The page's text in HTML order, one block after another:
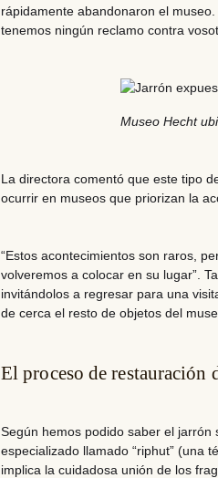
rápidamente abandonaron el
tenemos ningún reclamo contra
Museo Hecht
La directora comentó que este tipo
ocurrir en museos que priorizan la
“Estos acontecimientos son raros,
volveremos a colocar en su lugar”.
invitándolos a regresar para una
de cerca el resto de objetos del
El proceso de restauración
Según hemos podido saber el jarrón
especializado llamado “riphut” (una
implica la cuidadosa unión de los